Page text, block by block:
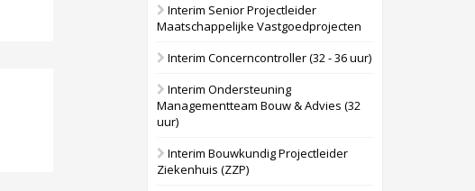
Interim Senior Projectleider
Maatschappelijke Vastgoedprojecten
Interim Concerncontroller (32 - 36 uur)
Interim Ondersteuning
Managementteam Bouw & Advies (32
uur)
Interim Bouwkundig Projectleider
Ziekenhuis (ZZP)